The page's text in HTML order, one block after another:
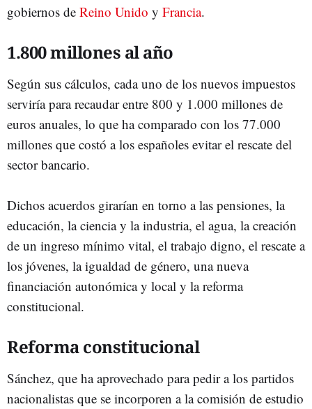
gobiernos de Reino Unido y Francia.
1.800 millones al año
Según sus cálculos, cada uno de los nuevos impuestos
serviría para recaudar entre 800 y 1.000 millones de
euros anuales, lo que ha comparado con los 77.000
millones que costó a los españoles evitar el rescate del
sector bancario.
Dichos acuerdos girarían en torno a las pensiones, la
educación, la ciencia y la industria, el agua, la creación
de un ingreso mínimo vital, el trabajo digno, el rescate a
los jóvenes, la igualdad de género, una nueva
financiación autonómica y local y la reforma
constitucional.
Reforma constitucional
Sánchez, que ha aprovechado para pedir a los partidos
nacionalistas que se incorporen a la comisión de estudio